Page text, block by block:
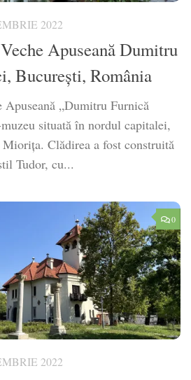
2022
Apuseană Dumitru
București, România
„Dumitru Furnică
situată în nordul capitalei,
Clădirea a fost construită
Tudor, cu...
0
2022